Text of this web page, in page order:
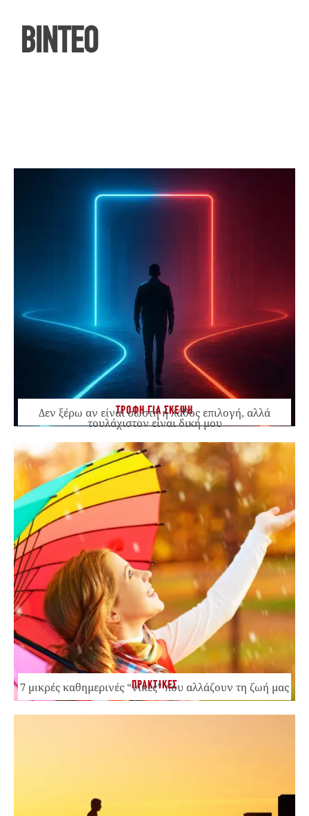
ΒΙΝΤΕΟ
ΤΡΟΦΗ ΓΙΑ ΣΚΕΨΗ
Δεν ξέρω αν είναι σωστή ή λάθος επιλογή, αλλά
τουλάχιστον είναι δική μου
ΠΡΑΚΤΙΚΕΣ
7 μικρές καθημερινές “νίκες” που αλλάζουν τη ζωή μας